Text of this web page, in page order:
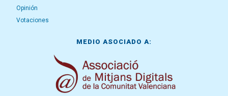
Opinión
Votaciones
MEDIO ASOCIADO A: